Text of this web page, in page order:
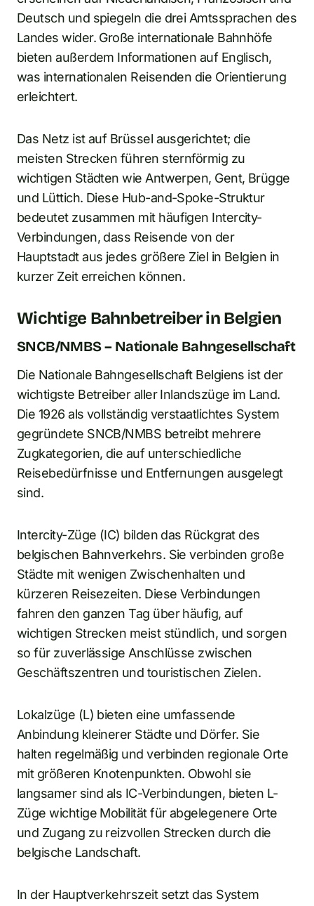
Deutsch und spiegeln die drei Amtssprachen des
Landes wider. Große internationale Bahnhöfe
bieten außerdem Informationen auf Englisch,
was internationalen Reisenden die Orientierung
erleichtert.
Das Netz ist auf Brüssel ausgerichtet; die
meisten Strecken führen sternförmig zu
wichtigen Städten wie Antwerpen, Gent, Brügge
und Lüttich. Diese Hub-and-Spoke-Struktur
bedeutet zusammen mit häufigen Intercity-
Verbindungen, dass Reisende von der
Hauptstadt aus jedes größere Ziel in Belgien in
kurzer Zeit erreichen können.
Wichtige Bahnbetreiber in Belgien
SNCB/NMBS – Nationale Bahngesellschaft
Die Nationale Bahngesellschaft Belgiens ist der
wichtigste Betreiber aller Inlandszüge im Land.
Die 1926 als vollständig verstaatlichtes System
gegründete SNCB/NMBS betreibt mehrere
Zugkategorien, die auf unterschiedliche
Reisebedürfnisse und Entfernungen ausgelegt
sind.
Intercity-Züge (IC) bilden das Rückgrat des
belgischen Bahnverkehrs. Sie verbinden große
Städte mit wenigen Zwischenhalten und
kürzeren Reisezeiten. Diese Verbindungen
fahren den ganzen Tag über häufig, auf
wichtigen Strecken meist stündlich, und sorgen
so für zuverlässige Anschlüsse zwischen
Geschäftszentren und touristischen Zielen.
Lokalzüge (L) bieten eine umfassende
Anbindung kleinerer Städte und Dörfer. Sie
halten regelmäßig und verbinden regionale Orte
mit größeren Knotenpunkten. Obwohl sie
langsamer sind als IC-Verbindungen, bieten L-
Züge wichtige Mobilität für abgelegenere Orte
und Zugang zu reizvollen Strecken durch die
belgische Landschaft.
In der Hauptverkehrszeit setzt das System